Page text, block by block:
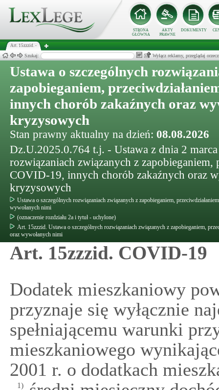
STRONA
GŁÓWNA
AKTY
PRAWNE
DOKUMENTY
Art. 15zzzid. -
Szukaj: Wyłącz reklamy, przeglądaj
Ustawa o szczególnych
zapobieganiem,
innych chorób zakaźnych oraz
kryzysowych
Stan prawny aktualny na dzień: 08.08.2026
Dz.U.2025.0.764 t.j. - Ustawa z dnia 2
rozwiązaniach związanych z zapobieganiem,
COVID-19, innych chorób zakaźnych oraz
kryzysowych
Ustawa o szczególnych rozwiązaniach związanych z zapobieganiem,
wywołanych nimi
(oznaczenie rozdziału 2a i tytuł - uchylone)
Art. 15zzzid. Ustawa o szczególnych rozwiązaniach związanych z zapobieganiem,
oraz wywołanych nimi
Art. 15zzzid. COVID-19
Dodatek mieszkaniowy
przyznaje się wyłącznie
spełniającemu warunki
mieszkaniowego
2001 r. o dodatkach
1)